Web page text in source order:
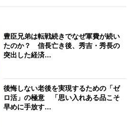
豊臣兄弟は転戦続きでなぜ軍費が続い
たのか？ 信長亡き後、秀吉・秀長の
突出した経済…
後悔しない老後を実現するための「ゼ
ロ活」の極意 「思い入れある品こそ
早めに手放す…